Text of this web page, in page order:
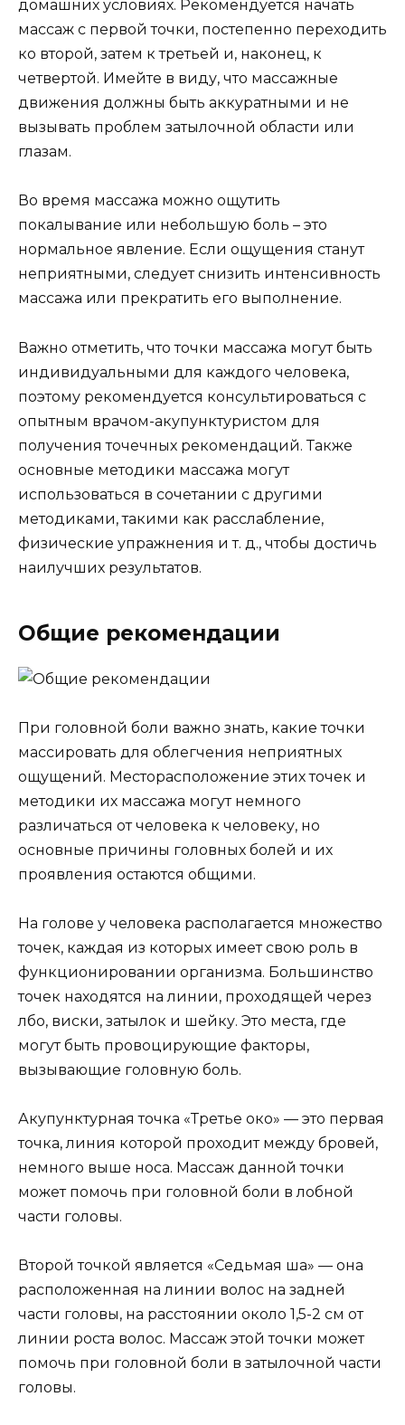
домашних условиях. Рекомендуется начать
массаж с первой точки, постепенно переходить
ко второй, затем к третьей и, наконец, к
четвертой. Имейте в виду, что массажные
движения должны быть аккуратными и не
вызывать проблем затылочной области или
глазам.
Во время массажа можно ощутить
покалывание или небольшую боль – это
нормальное явление. Если ощущения станут
неприятными, следует снизить интенсивность
массажа или прекратить его выполнение.
Важно отметить, что точки массажа могут быть
индивидуальными для каждого человека,
поэтому рекомендуется консультироваться с
опытным врачом-акупунктуристом для
получения точечных рекомендаций. Также
основные методики массажа могут
использоваться в сочетании с другими
методиками, такими как расслабление,
физические упражнения и т. д., чтобы достичь
наилучших результатов.
Общие рекомендации
При головной боли важно знать, какие точки
массировать для облегчения неприятных
ощущений. Месторасположение этих точек и
методики их массажа могут немного
различаться от человека к человеку, но
основные причины головных болей и их
проявления остаются общими.
На голове у человека располагается множество
точек, каждая из которых имеет свою роль в
функционировании организма. Большинство
точек находятся на линии, проходящей через
лбо, виски, затылок и шейку. Это места, где
могут быть провоцирующие факторы,
вызывающие головную боль.
Акупунктурная точка «Третье око» — это первая
точка, линия которой проходит между бровей,
немного выше носа. Массаж данной точки
может помочь при головной боли в лобной
части головы.
Второй точкой является «Седьмая ша» — она
расположенная на линии волос на задней
части головы, на расстоянии около 1,5-2 см от
линии роста волос. Массаж этой точки может
помочь при головной боли в затылочной части
головы.